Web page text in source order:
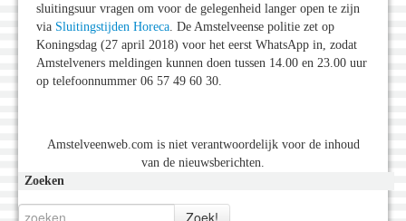
sluitingsuur vragen om voor de gelegenheid langer open te zijn
via Sluitingstijden Horeca . De Amstelveense politie zet op
Koningsdag (27 april 2018) voor het eerst WhatsApp in, zodat
Amstelveners meldingen kunnen doen tussen 14.00 en 23.00 uur
op telefoonnummer 06 57 49 60 30.
Amstelveenweb.com is niet verantwoordelijk voor de inhoud
van de nieuwsberichten.
Zoeken